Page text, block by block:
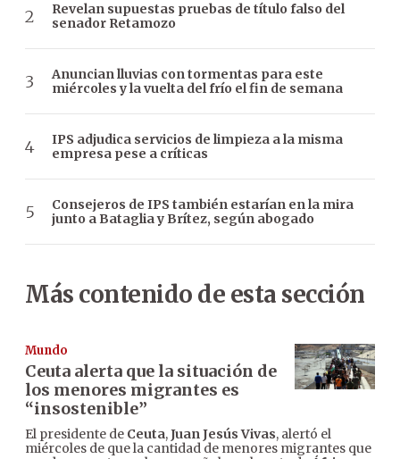
Revelan supuestas pruebas de título falso del
senador Retamozo
Anuncian lluvias con tormentas para este
miércoles y la vuelta del frío el fin de semana
IPS adjudica servicios de limpieza a la misma
empresa pese a críticas
Consejeros de IPS también estarían en la mira
junto a Bataglia y Brítez, según abogado
Más contenido de esta sección
Mundo
Ceuta alerta que la situación de
los menores migrantes es
“insostenible”
El presidente de Ceuta,Juan Jesús Vivas, alertó el
miércoles de que la cantidad de menores migrantes que